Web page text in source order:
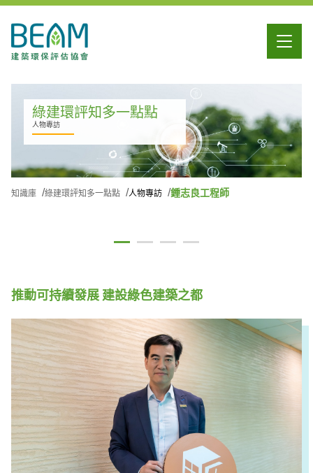
綠建環評知多一點點
人物專訪
知識庫 綠建環評知多一點點 人物專訪 鍾志良工程師
推動可持續發展 建設綠色建築之都